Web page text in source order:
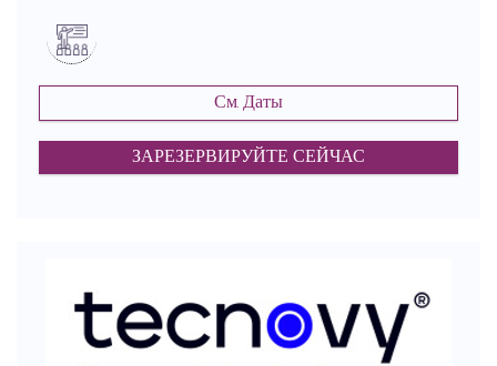
См. Даты
ЗАРЕЗЕРВИРУЙТЕ СЕЙЧАС